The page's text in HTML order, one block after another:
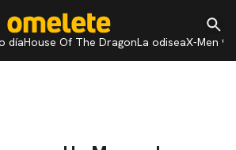
díaHouse Of The DragonLa odiseaX-Men 97